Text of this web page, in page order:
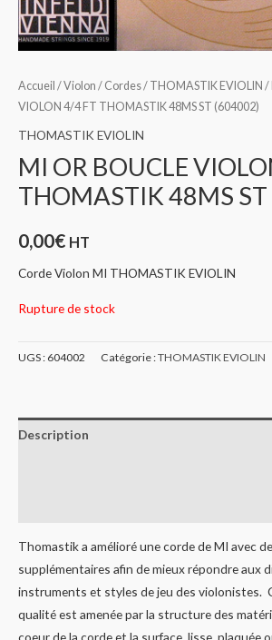
Accueil /Violon / Cordes/ THOMASTIK EVIOLIN /
VIOLON 4/4 FT THOMASTIK 48MS ST (604002)
THOMASTIK EVIOLIN
MI OR BOUCLE
THOMASTIK 48MS
0,00€ HT
Corde Violon MI THOMASTIK EVIOLIN
Rupture de stock
UGS : 604002 Catégorie :THOMASTIK EVIOLIN
Description
Thomastik a amélioré une corde de MI avec
supplémentaires afin de mieux répondre aux
instruments et styles de jeu des violonistes.
qualité est amenée par la structure des